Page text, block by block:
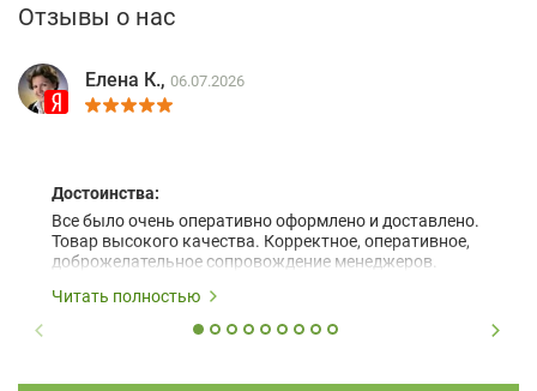
Отзывы о нас
Елена К., 06.07.2026
Достоинства:
Все было очень оперативно оформлено и доставлено.
Товар высокого качества. Корректное, оперативное,
доброжелательное сопровождение менеджеров.
Читать полностью